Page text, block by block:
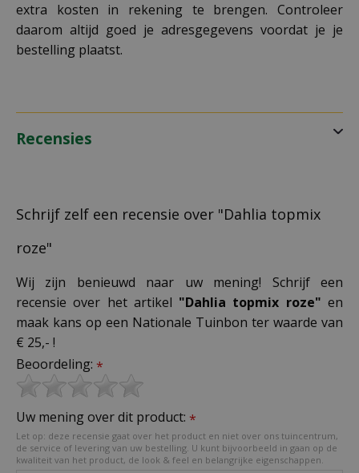
extra kosten in rekening te brengen. Controleer
daarom altijd goed je adresgegevens voordat je je
bestelling plaatst.
Recensies
Schrijf zelf een recensie over "Dahlia topmix
roze"
Wij zijn benieuwd naar uw mening! Schrijf een
recensie over het artikel "Dahlia topmix roze" en
maak kans op een Nationale Tuinbon ter waarde van
€ 25,- !
Beoordeling: *
Uw mening over dit product: *
Let op: deze recensie gaat over het product en niet over ons tuincentrum,
de service of levering van uw bestelling. U kunt bijvoorbeeld in gaan op de
kwaliteit van het product, de look & feel en belangrijke eigenschappen.